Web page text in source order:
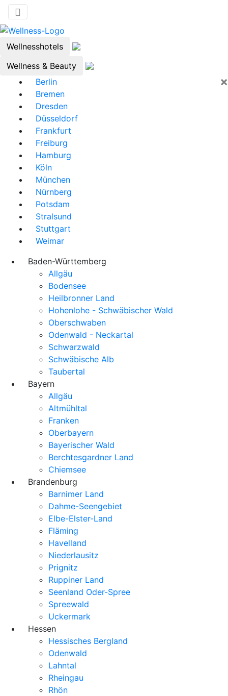
Wellnesshotels
Wellness & Beauty
×
Berlin
Bremen
Dresden
Düsseldorf
Frankfurt
Freiburg
Hamburg
Köln
München
Nürnberg
Potsdam
Stralsund
Stuttgart
Weimar
Baden-Württemberg
Allgäu
Bodensee
Heilbronner Land
Hohenlohe - Schwäbischer Wald
Oberschwaben
Odenwald - Neckartal
Schwarzwald
Schwäbische Alb
Taubertal
Bayern
Allgäu
Altmühltal
Franken
Oberbayern
Bayerischer Wald
Berchtesgardner Land
Chiemsee
Brandenburg
Barnimer Land
Dahme-Seengebiet
Elbe-Elster-Land
Fläming
Havelland
Niederlausitz
Prignitz
Ruppiner Land
Seenland Oder-Spree
Spreewald
Uckermark
Hessen
Hessisches Bergland
Odenwald
Lahntal
Rheingau
Rhön